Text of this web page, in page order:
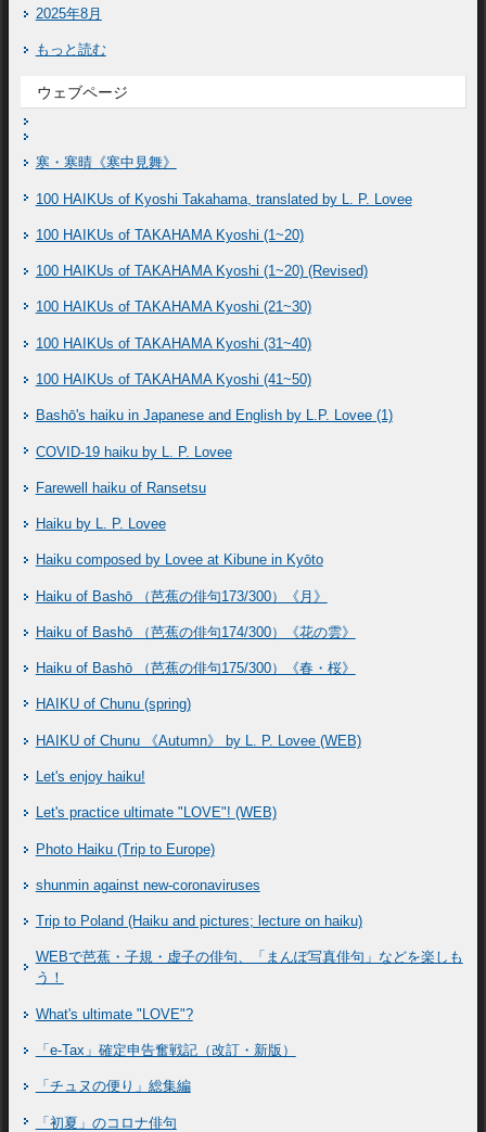
2025年8月
もっと読む
ウェブページ
寒・寒晴《寒中見舞》
100 HAIKUs of Kyoshi Takahama, translated by L. P. Lovee
100 HAIKUs of TAKAHAMA Kyoshi (1~20)
100 HAIKUs of TAKAHAMA Kyoshi (1~20) (Revised)
100 HAIKUs of TAKAHAMA Kyoshi (21~30)
100 HAIKUs of TAKAHAMA Kyoshi (31~40)
100 HAIKUs of TAKAHAMA Kyoshi (41~50)
Bashō's haiku in Japanese and English by L.P. Lovee (1)
COVID-19 haiku by L. P. Lovee
Farewell haiku of Ransetsu
Haiku by L. P. Lovee
Haiku composed by Lovee at Kibune in Kyōto
Haiku of Bashō （芭蕉の俳句173/300）《月》
Haiku of Bashō （芭蕉の俳句174/300）《花の雲》
Haiku of Bashō （芭蕉の俳句175/300）《春・桜》
HAIKU of Chunu (spring)
HAIKU of Chunu 《Autumn》 by L. P. Lovee (WEB)
Let's enjoy haiku!
Let's practice ultimate "LOVE"! (WEB)
Photo Haiku (Trip to Europe)
shunmin against new-coronaviruses
Trip to Poland (Haiku and pictures; lecture on haiku)
WEBで芭蕉・子規・虚子の俳句、「まんぽ写真俳句」などを楽しも
う！
What's ultimate "LOVE"?
「e-Tax」確定申告奮戦記（改訂・新版）
「チュヌの便り」総集編
「初夏」のコロナ俳句